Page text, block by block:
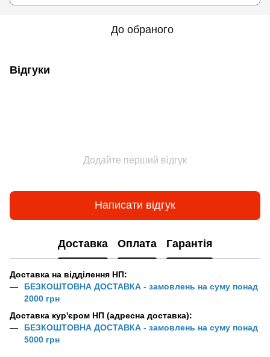
До обраного
Відгуки
Додайте перший відгук
Написати відгук
Доставка Оплата Гарантія
Доставка на відділення НП:
БЕЗКОШТОВНА ДОСТАВКА - замовлень на суму понад
2000 грн
Доставка кур'єром НП (адресна доставка):
БЕЗКОШТОВНА ДОСТАВКА - замовлень на суму понад
5000 грн